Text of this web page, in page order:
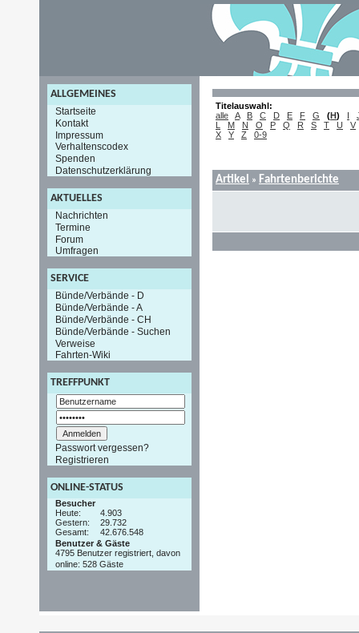
ALLGEMEINES
Startseite
Kontakt
Impressum
Verhaltenscodex
Spenden
Datenschutzerklärung
AKTUELLES
Nachrichten
Termine
Forum
Umfragen
SERVICE
Bünde/Verbände - D
Bünde/Verbände - A
Bünde/Verbände - CH
Bünde/Verbände - Suchen
Verweise
Fahrten-Wiki
TREFFPUNKT
Passwort vergessen?
Registrieren
ONLINE-STATUS
Besucher
Heute:
4.903
Gestern:
29.732
Gesamt:
42.676.548
Benutzer & Gäste
4795 Benutzer registriert, davon
online: 528 Gäste
Titelauswahl:
alle
A B C D E F G (H) I
L
M N O P Q R S T U
V
X
Y Z 0-9
Artikel » Fahrtenberichte